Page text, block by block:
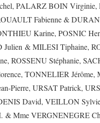
PALARZ BOIN
Fabienne &
Karine, POSNIC
Julien & MILESI Tiphaine,
ROSSENU Stéphanie,
TONNELIER Jérôme,
Pierre, URSAT Patrick,
David, VEILLON
& Mme VERGNENEGRE